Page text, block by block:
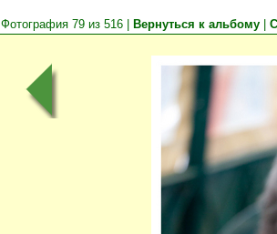
Фотография 79 из 516 | Вернуться к альбому